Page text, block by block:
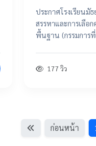
กรรมการสถา
(กรรมการที่เป็
ส่วนท้องถิ่น แท
ประกาศโรงเรียนมั
สรรหาและการเลือ
พื้นฐาน (กรรมการ
📂 คลิกเพื่อดูรายล
177 วิว
ก่อนหน้า